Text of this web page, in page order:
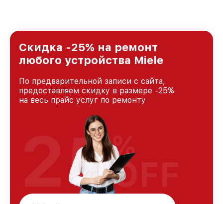
и лояльности наших клиентов.
Скидка -25% на ремонт
любого устройства Miele
По предварительной записи с сайта,
предоставляем скидку в размере -25%
на весь прайс услуг по ремонту
25%
OFF